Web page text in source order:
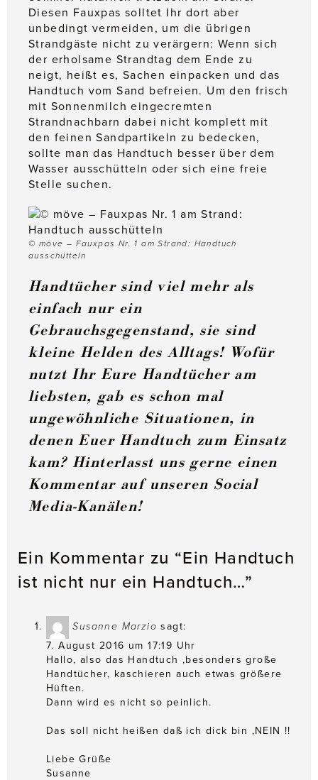
Diesen Fauxpas solltet Ihr dort aber
unbedingt vermeiden, um die übrigen
Strandgäste nicht zu verärgern: Wenn sich
der erholsame Strandtag dem Ende zu
neigt, heißt es, Sachen einpacken und das
Handtuch vom Sand befreien. Um den frisch
mit Sonnenmilch eingecremten
Strandnachbarn dabei nicht komplett mit
den feinen Sandpartikeln zu bedecken,
sollte man das Handtuch besser über dem
Wasser ausschütteln oder sich eine freie
Stelle suchen.
© möve – Fauxpas Nr. 1 am Strand: Handtuch
ausschütteln
Handtücher sind viel mehr als
einfach nur ein
Gebrauchsgegenstand, sie sind
kleine Helden des Alltags! Wofür
nutzt Ihr Eure Handtücher am
liebsten, gab es schon mal
ungewöhnliche Situationen, in
denen Euer Handtuch zum Einsatz
kam? Hinterlasst uns gerne einen
Kommentar auf unseren Social
Media-Kanälen!
Ein Kommentar zu “Ein Handtuch
ist nicht nur ein Handtuch…”
Susanne Marzio sagt:
7. August 2016 um 17:19 Uhr
Hallo, also das Handtuch ,besonders große
Handtücher, kaschieren auch etwas größere
Hüften.
Dann wird es nicht so peinlich.
Das soll nicht heißen daß ich dick bin ,NEIN !!
Liebe Grüße
Susanne